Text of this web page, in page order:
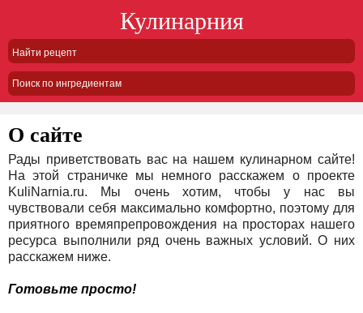
Кулинарния
Поиск по ингредиентам
О сайте
Рады приветствовать вас на нашем кулинарном сайте!
На этой страничке мы немного расскажем о проекте
KuliNarnia.ru. Мы очень хотим, чтобы у нас вы
чувствовали себя максимально комфортно, поэтому для
приятного времяпрепровождения на просторах нашего
ресурса выполнили ряд очень важных условий. О них
расскажем ниже.
Готовьте просто!